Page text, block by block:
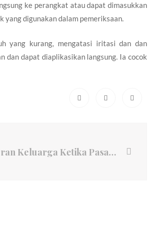
ke perangkat atau dapat dimasukkan
digunakan dalam pemeriksaan.
yang kurang, mengatasi iritasi dan dan
dan dapat diaplikasikan langsung. Ia cocok
Peran Keluarga Ketika Pasangan Sulit Dapatkan Keturunan